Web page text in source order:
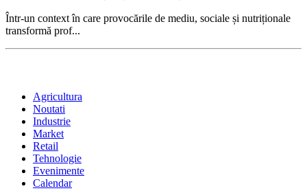
Într-un context în care provocările de mediu, sociale și nutriționale
transformă prof...
Agricultura
Noutati
Industrie
Market
Retail
Tehnologie
Evenimente
Calendar